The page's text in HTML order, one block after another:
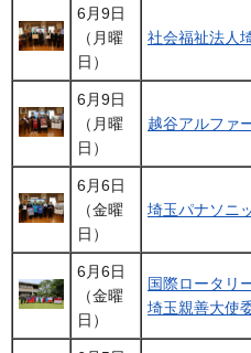
6月9日
（月曜
日）
社会福祉法人
6月9日
（月曜
日）
越谷アルファ
6月6日
（金曜
日）
埼玉パナソニ
6月6日
（金曜
日）
国際ロータリ
埼玉親善大使